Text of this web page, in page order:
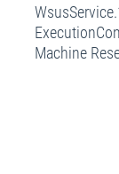
Machine